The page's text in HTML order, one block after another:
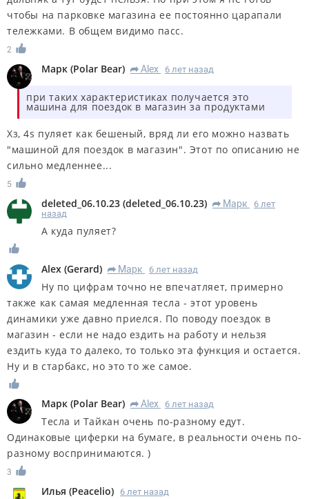
чтобы на парковке магазина ее постоянно царапали
тележками. В общем видимо пасс.
2
Марк (Polar Bear) R Alex 6 лет назад
при таких характеристиках получается это
машина для поездок в магазин за продуктами
Хз, 4s пуляет как бешеный, вряд ли его можно назвать
"машиной для поездок в магазин". Этот по описанию не
сильно медленнее...
5
deleted_06.10.23 (deleted_06.10.23) R Марк
6 лет
назад
А куда пуляет?
Alex (Gerard) R Марк 6 лет назад
Ну по цифрам точно не впечатляет, примерно
также как самая медленная тесла - этот уровень
динамики уже давно приелся. По поводу поездок в
магазин - если не надо ездить на работу и нельзя
ездить куда то далеко, то только эта функция и остается.
Ну и в старбакс, но это то же самое.
Марк (Polar Bear) R Alex 6 лет назад
Тесла и Тайкан очень по-разному едут.
Одинаковые циферки на бумаге, в реальности очень по-
разному воспринимаются. )
3
Илья (Peacelio) 6 лет назад